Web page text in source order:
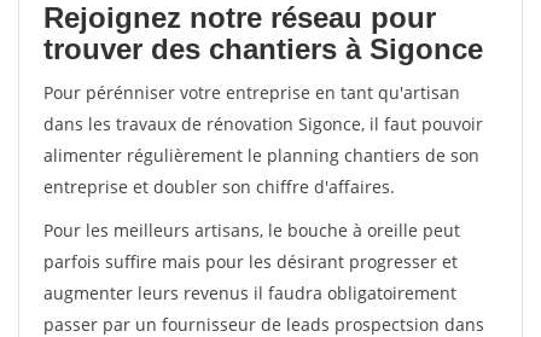
Rejoignez notre réseau pour
trouver des chantiers à Sigonce
Pour pérénniser votre entreprise en tant qu'artisan
dans les travaux de rénovation Sigonce, il faut pouvoir
alimenter régulièrement le planning chantiers de son
entreprise et doubler son chiffre d'affaires.
Pour les meilleurs artisans, le bouche à oreille peut
parfois suffire mais pour les désirant progresser et
augmenter leurs revenus il faudra obligatoirement
passer par un fournisseur de leads prospectsion dans